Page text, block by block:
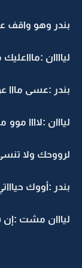
بندر وهو واقف
لياااان
بندر :عسى مااا
ليااان :لاااا موو
لرووحك ولا
بندر :أووك
ليااان مشت :إن